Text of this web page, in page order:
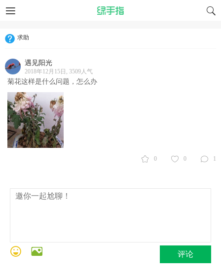
求助
遇见阳光
2018年12月15日, 3509人气
菊花这样是什么问题，怎么办
0 0 1
评论